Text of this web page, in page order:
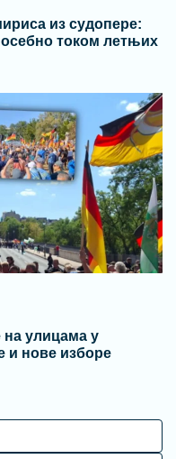
из судопере:
током летњих
улицама у
и нове изборе